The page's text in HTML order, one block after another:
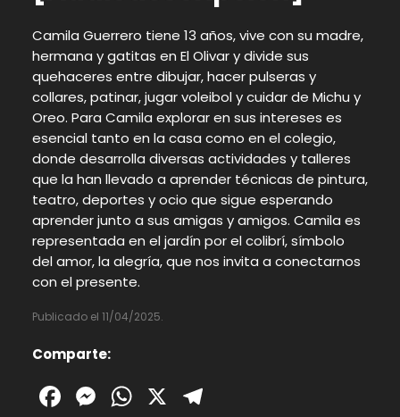
Camila Guerrero tiene 13 años, vive con su madre,
hermana y gatitas en El Olivar y divide sus
quehaceres entre dibujar, hacer pulseras y
collares, patinar, jugar voleibol y cuidar de Michu y
Oreo. Para Camila explorar en sus intereses es
esencial tanto en la casa como en el colegio,
donde desarrolla diversas actividades y talleres
que la han llevado a aprender técnicas de pintura,
teatro, deportes y ocio que sigue esperando
aprender junto a sus amigas y amigos. Camila es
representada en el jardín por el colibrí, símbolo
del amor, la alegría, que nos invita a conectarnos
con el presente.
Publicado el 11/04/2025.
Comparte:
Facebook
Messenger
WhatsApp
X